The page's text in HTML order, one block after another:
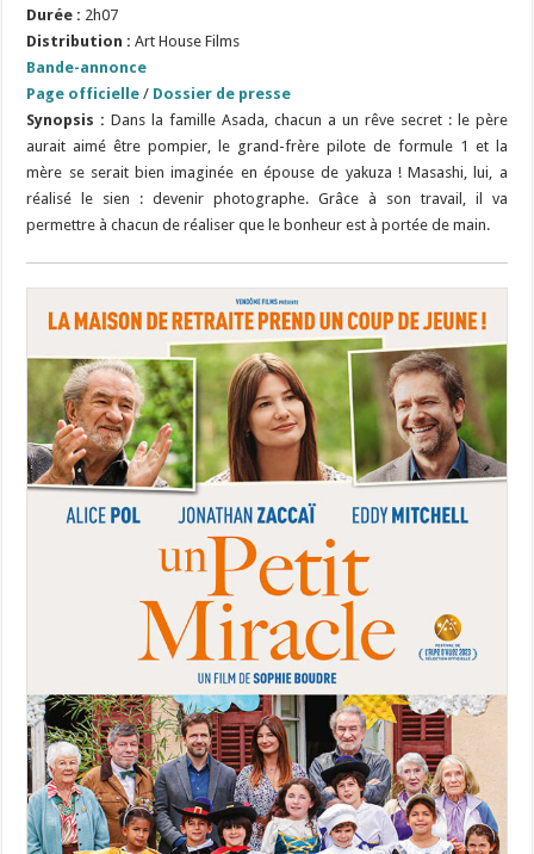
Durée : 2h07
Distribution : Art House Films
Bande-annonce
Page officielle / Dossier de presse
Synopsis :Dans la famille Asada, chacun a un rêve secret : le père
aurait aimé être pompier, le grand-frère pilote de formule 1 et la
mère se serait bien imaginée en épouse de yakuza ! Masashi, lui, a
réalisé le sien : devenir photographe. Grâce à son travail, il va
permettre à chacun de réaliser que le bonheur est à portée de main.